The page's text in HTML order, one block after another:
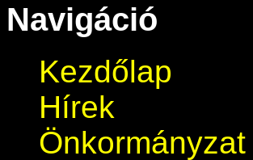
Navigáció
Kezdőlap
Hírek
Önkormányzat